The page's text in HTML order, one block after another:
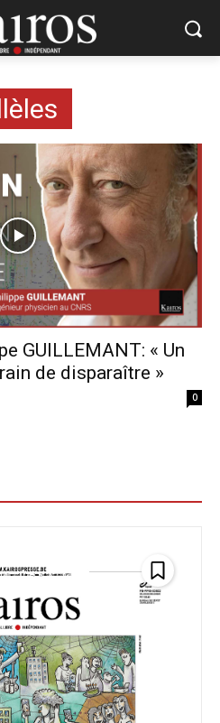
GUILLEMANT: « Un
de disparaître »
0